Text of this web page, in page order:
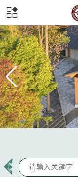
首页
非遗快线
非遗荣誉榜
非遗大学堂
非遗数字体验
非遗交流